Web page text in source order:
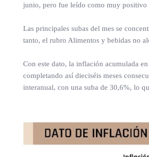
junio, pero fue leído como muy positivo
Las principales subas del mes se
tanto, el rubro Alimentos y bebidas no
Con este dato, la inflación acumulada
completando así dieciséis meses
interanual, con una suba de 30,6%, lo